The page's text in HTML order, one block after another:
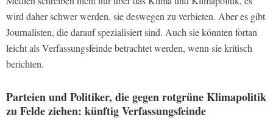
wird daher schwer werden, sie deswegen zu verbieten. Aber es gibt
Journalisten, die darauf spezialisiert sind. Auch sie könnten fortan
leicht als Verfassungsfeinde betrachtet werden, wenn sie kritisch
berichten.
Parteien und Politiker, die gegen rotgrüne Klimapolitik
zu Felde ziehen: künftig Verfassungsfeinde